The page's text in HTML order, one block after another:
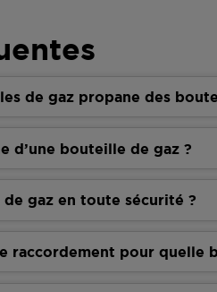
de gaz propane des
d’une bouteille de gaz ?
gaz en toute sécurité ?
raccordement pour quelle